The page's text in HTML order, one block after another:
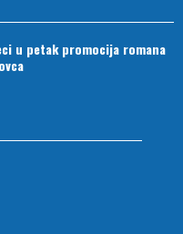
u petak promocija romana